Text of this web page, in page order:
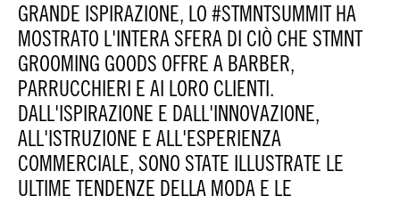
GRANDE ISPIRAZIONE, LO #STMNTSUMMIT HA
MOSTRATO L'INTERA SFERA DI CIÒ CHE STMNT
GROOMING GOODS OFFRE A BARBER,
PARRUCCHIERI E AI LORO CLIENTI.
DALL'ISPIRAZIONE E DALL'INNOVAZIONE,
ALL'ISTRUZIONE E ALL'ESPERIENZA
COMMERCIALE, SONO STATE ILLUSTRATE LE
ULTIME TENDENZE DELLA MODA E LE